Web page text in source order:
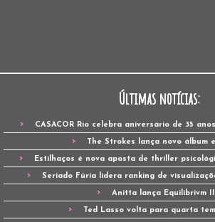
Últimas notícias:
CASACOR Rio celebra aniversário de 35
The Strokes lança novo álbum
Estilhaços é nova aposta de thriller
Seriado Fúria lidera ranking de
Anitta lança Equilibrivm II
Ted Lasso volta para quarta